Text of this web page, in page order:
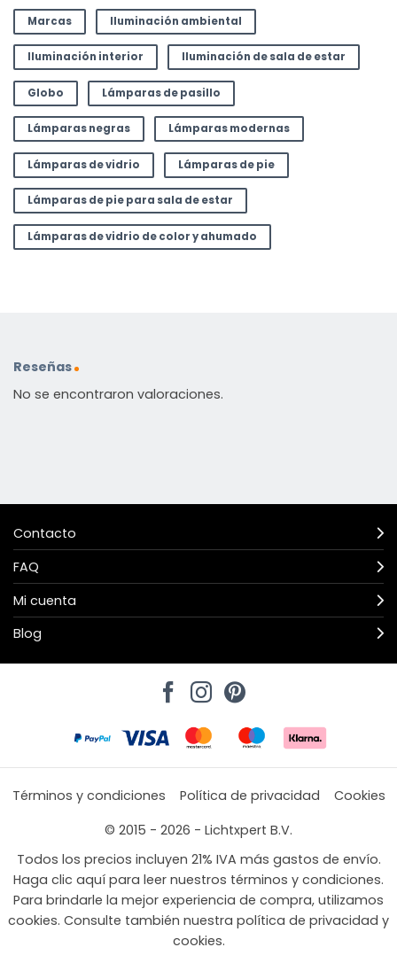
Marcas Iluminación ambiental
Iluminación interior Iluminación de sala de estar
Globo Lámparas de pasillo
Lámparas negras Lámparas modernas
Lámparas de vidrio Lámparas de pie
Lámparas de pie para sala de estar
Lámparas de vidrio de color y ahumado
Reseñas
No se encontraron valoraciones.
Contacto
FAQ
Mi cuenta
Blog
Términos y condiciones Política de privacidad
Cookies
© 2015 - 2026 - Lichtxpert B.V.
Todos los precios incluyen 21% IVA más gastos de envío.
Haga clic aquí para leer nuestros términos y condiciones.
Para brindarle la mejor experiencia de compra, utilizamos
cookies. Consulte también nuestra política de privacidad y
cookies.